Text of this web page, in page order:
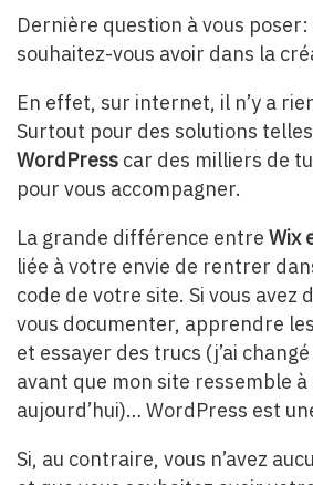
Dernière question à vous
souhaitez-vous avoir dans la
En effet, sur internet, il n’y a
Surtout pour des solutions
WordPress car des milliers de
pour vous accompagner.
La grande différence entre Wix
liée à votre envie de rentrer
code de votre site. Si vous avez
vous documenter, apprendre
et essayer des trucs (j’ai
avant que mon site ressemble à
aujourd’hui)… WordPress est
Si, au contraire, vous n’avez